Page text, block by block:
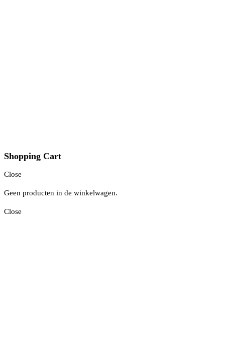
Shopping Cart
Close
Geen producten in de winkelwagen.
Close